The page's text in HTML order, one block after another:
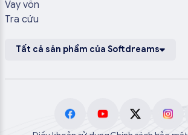
Vay vốn
Tra cứu
Tất cả sản phẩm của Softdreams